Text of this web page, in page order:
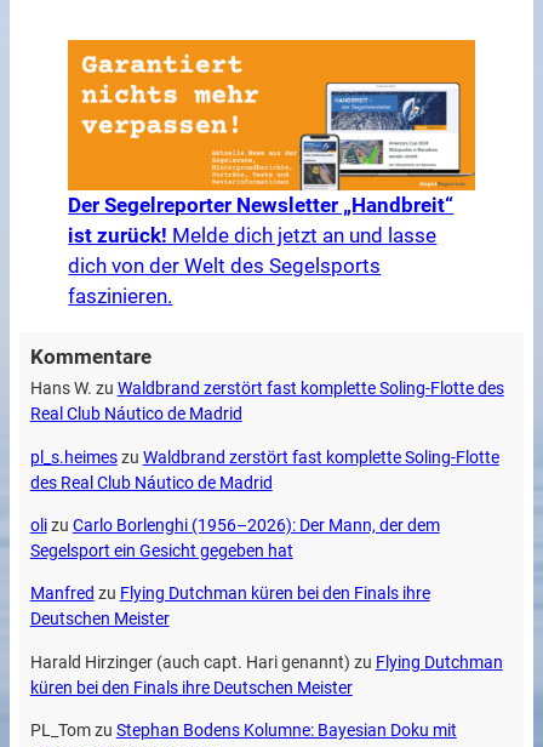
Der Segelreporter Newsletter „Handbreit“
ist zurück! Melde dich jetzt an und lasse
dich von der Welt des Segelsports
faszinieren.
Kommentare
Hans W. zu Waldbrand zerstört fast komplette Soling-Flotte des
Real Club Náutico de Madrid
pl_s.heimeszu Waldbrand zerstört fast komplette Soling-Flotte
des Real Club Náutico de Madrid
olizu Carlo Borlenghi (1956–2026): Der Mann, der dem
Segelsport ein Gesicht gegeben hat
Manfred zu Flying Dutchman küren bei den Finals ihre
Deutschen Meister
Harald Hirzinger (auch capt. Hari genannt) zu Flying Dutchman
küren bei den Finals ihre Deutschen Meister
PL_Tomzu Stephan Bodens Kolumne: Bayesian Doku mit